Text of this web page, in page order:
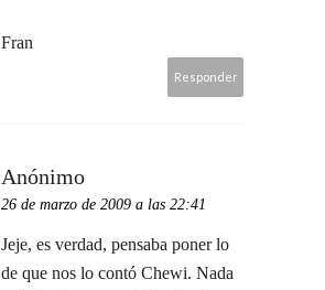
Fran
Responder
Anónimo
26 de marzo de 2009 a las 22:41
Jeje, es verdad, pensaba poner lo
de que nos lo contó Chewi. Nada